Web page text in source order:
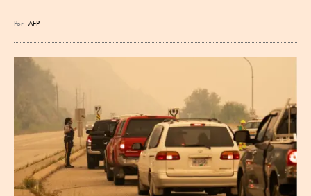
Por AFP